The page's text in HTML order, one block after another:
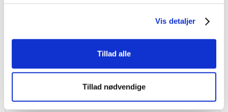
Vis detaljer
Tillad alle
Tillad nødvendige
Produktdatablad